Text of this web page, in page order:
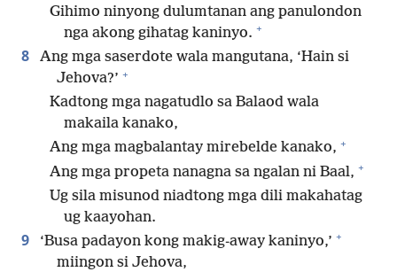
Gihimo ninyong dulumtanan ang panulondon
nga akong gihatag kaninyo. +
8
Ang mga saserdote wala mangutana, ‘Hain si
Jehova?’ +
Kadtong mga nagatudlo sa Balaod wala
makaila kanako,
Ang mga magbalantay mirebelde kanako, +
Ang mga propeta nanagna sa ngalan ni Baal, +
Ug sila misunod niadtong mga dili makahatag
ug kaayohan.
9 ‘Busa padayon kong makig-away kaninyo,’ +
miingon si Jehova,